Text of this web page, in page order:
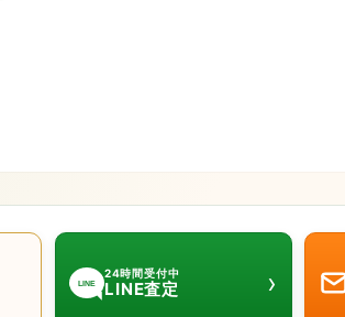
LINE
24時間受付中
LINE査定 ›